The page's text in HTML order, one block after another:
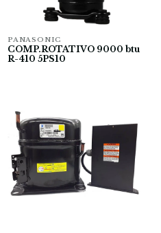
PANASONIC
COMP.ROTATIVO 9000 btu
R-410 5PS10